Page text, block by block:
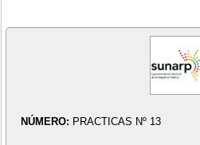
NÚMERO: PRACTICAS Nº 13